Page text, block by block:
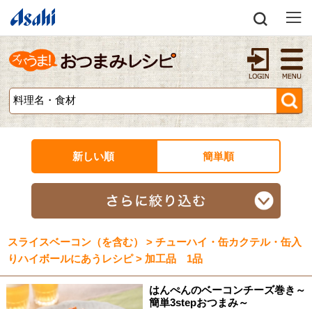
新しい順 簡単順
スライスベーコン（を含む） > チューハイ・缶カクテル・缶入
りハイボールにあうレシピ > 加工品 1品
はんぺんのベーコンチーズ巻き～
簡単3stepおつまみ～